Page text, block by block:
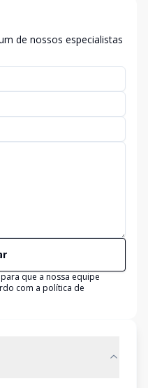
de nossos especialistas
que a nossa equipe
com a política de